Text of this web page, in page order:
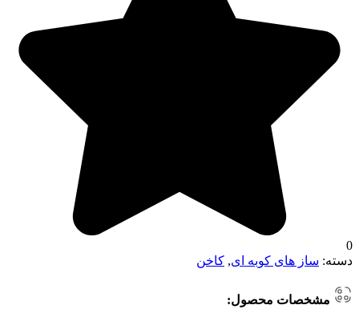
0
دسته: ساز های کوبه ای, کاخن
مشخصات محصول: